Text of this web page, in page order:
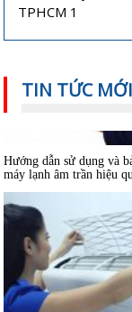
TPHCM 1
TIN TỨC MỚI
Hướng dẫn sử dụng và
máy lạnh âm trần hiệu